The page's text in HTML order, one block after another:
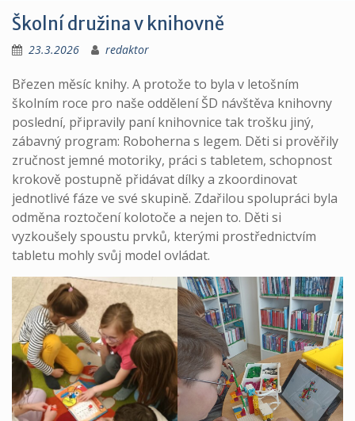
Školní družina v knihovně
23.3.2026 redaktor
Březen měsíc knihy. A protože to byla v letošním
školním roce pro naše oddělení ŠD návštěva knihovny
poslední, připravily paní knihovnice tak trošku jiný,
zábavný program: Roboherna s legem. Děti si prověřily
zručnost jemné motoriky, práci s tabletem, schopnost
krokově postupně přidávat dílky a zkoordinovat
jednotlivé fáze ve své skupině. Zdařilou spolupráci byla
odměna roztočení kolotoče a nejen to. Děti si
vyzkoušely spoustu prvků, kterými prostřednictvím
tabletu mohly svůj model ovládat.